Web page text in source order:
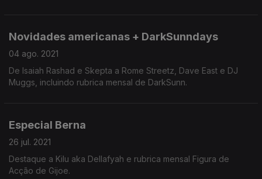
Novidades americanas + DarkSunndays
04 ago. 2021
De Isaiah Rashad e Skepta a Rome Streetz, Dave East e DJ
Muggs, incluindo rubrica mensal de DarkSunn.
Especial Berna
26 jul. 2021
Destaque a Kilu aka Dellafyah e rubrica mensal Figura de
Acção de Gijoe.